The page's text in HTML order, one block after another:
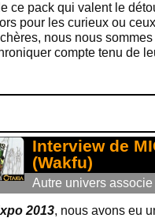
ce pack qui valent le
pour les curieux ou
nous nous
compte tenu de
Interview de
(Wakfu)
Autre univers
2013, nous avons eu